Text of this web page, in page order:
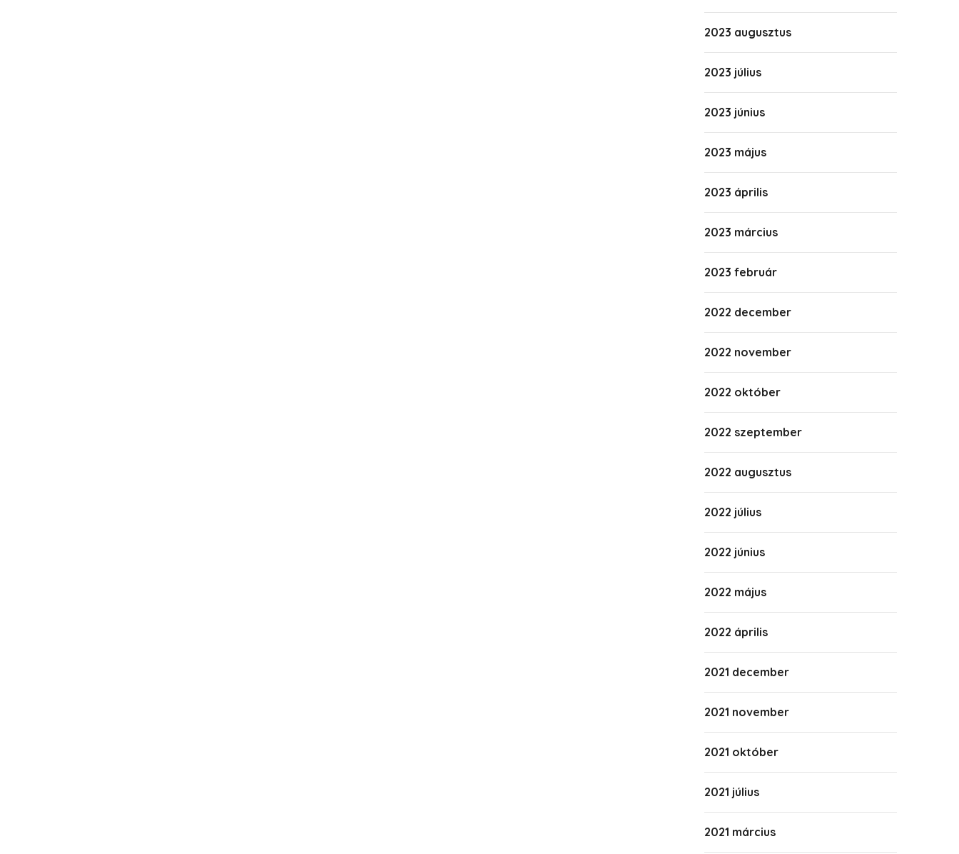
2023 augusztus
2023 július
2023 június
2023 május
2023 április
2023 március
2023 február
2022 december
2022 november
2022 október
2022 szeptember
2022 augusztus
2022 július
2022 június
2022 május
2022 április
2021 december
2021 november
2021 október
2021 július
2021 március